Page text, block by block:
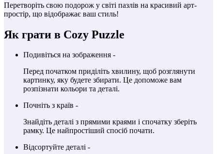
Перетворіть свою подорож у світі пазлів на красивий арт-
простір, що відображає ваш стиль!
Як грати в Cozy Puzzle
Подивіться на зображення -
Перед початком приділіть хвилину, щоб розглянути
картинку, яку будете збирати. Це допоможе вам
розпізнати кольори та деталі.
Почніть з країв -
Знайдіть деталі з прямими краями і спочатку зберіть
рамку. Це найпростіший спосіб почати.
Відсортуйте деталі -